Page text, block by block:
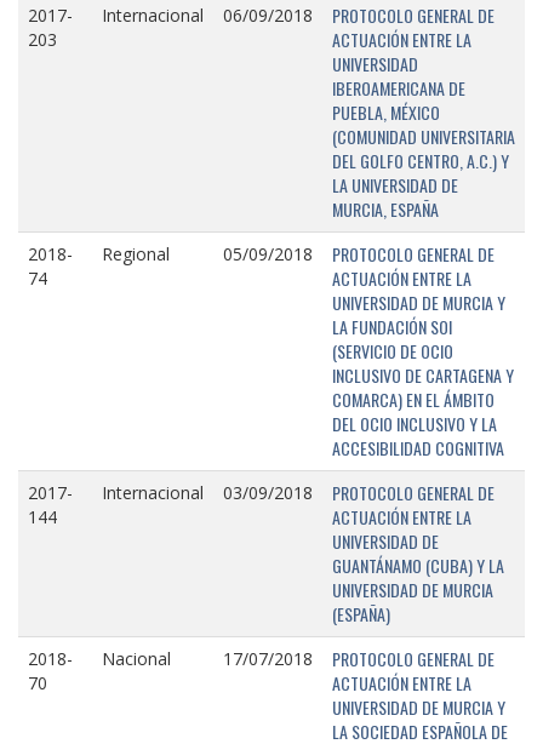
2017-
203
Internacional 06/09/2018
PROTOCOLO GENERAL DE
ACTUACIÓN ENTRE LA
UNIVERSIDAD
IBEROAMERICANA DE
PUEBLA, MÉXICO
(COMUNIDAD UNIVERSITARIA
DEL GOLFO CENTRO, A.C.) Y
LA UNIVERSIDAD DE
MURCIA, ESPAÑA
2018-
74
Regional 05/09/2018
PROTOCOLO GENERAL DE
ACTUACIÓN ENTRE LA
UNIVERSIDAD DE MURCIA Y
LA FUNDACIÓN SOI
(SERVICIO DE OCIO
INCLUSIVO DE CARTAGENA Y
COMARCA) EN EL ÁMBITO
DEL OCIO INCLUSIVO Y LA
ACCESIBILIDAD COGNITIVA
2017-
144
Internacional 03/09/2018
PROTOCOLO GENERAL DE
ACTUACIÓN ENTRE LA
UNIVERSIDAD DE
GUANTÁNAMO (CUBA) Y LA
UNIVERSIDAD DE MURCIA
(ESPAÑA)
2018-
70
Nacional 17/07/2018
PROTOCOLO GENERAL DE
ACTUACIÓN ENTRE LA
UNIVERSIDAD DE MURCIA Y
LA SOCIEDAD ESPAÑOLA DE